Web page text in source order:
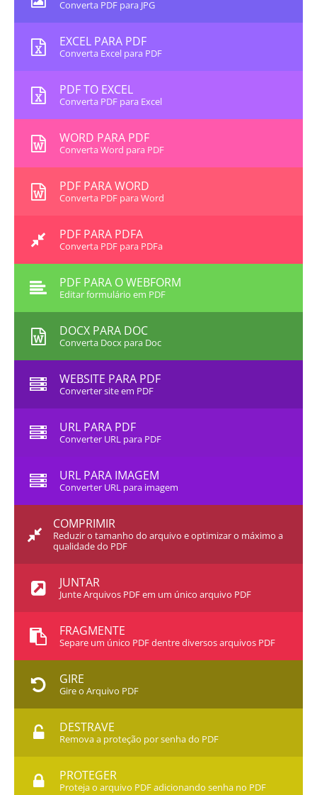
Converta PDF para JPG
EXCEL PARA PDF
Converta Excel para PDF
PDF TO EXCEL
Converta PDF para Excel
WORD PARA PDF
Converta Word para PDF
PDF PARA WORD
Converta PDF para Word
PDF PARA PDFA
Converta PDF para PDFa
PDF PARA O WEBFORM
Editar formulário em PDF
DOCX PARA DOC
Converta Docx para Doc
WEBSITE PARA PDF
Converter site em PDF
URL PARA PDF
Converter URL para PDF
URL PARA IMAGEM
Converter URL para imagem
COMPRIMIR
Reduzir o tamanho do arquivo e optimizar o máximo a
qualidade do PDF
JUNTAR
Junte Arquivos PDF em um único arquivo PDF
FRAGMENTE
Separe um único PDF dentre diversos arquivos PDF
GIRE
Gire o Arquivo PDF
DESTRAVE
Remova a proteção por senha do PDF
PROTEGER
Proteja o arquivo PDF adicionando senha no PDF